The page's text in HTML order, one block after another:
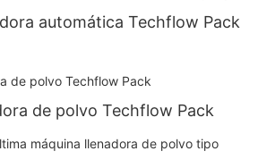
automática Techflow Pack
de polvo Techflow Pack